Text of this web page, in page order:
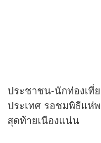
ประชาชน-นักท่องเที่
ประเทศ รอชมพิธีแห่
สุดท้ายเนืองแน่น